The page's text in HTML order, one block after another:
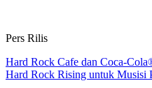
Pers Rilis
Hard Rock Cafe dan Coca-
Hard Rock Rising untuk Musisi